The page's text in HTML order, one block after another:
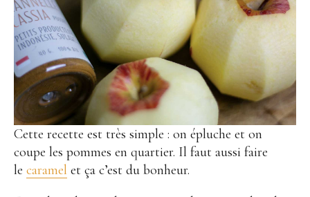
Cette recette est très simple : on épluche et on
coupe les pommes en quartier. Il faut aussi faire
le caramel et ça c’est du bonheur.